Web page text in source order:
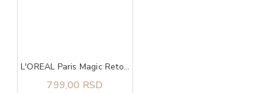
L'OREAL Paris Magic Retouch Sprej za privremeno prikrivanje izrastka 6 Mahogany Brown 75ml
799,00 RSD